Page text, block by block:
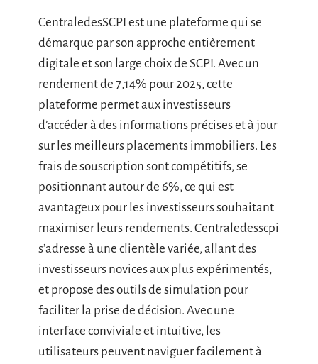
CentraledesSCPI est une plateforme qui se
démarque par son approche entièrement
digitale et son large choix de SCPI. Avec un
rendement de 7,14% pour 2025, cette
plateforme permet aux investisseurs
d’accéder à des informations précises et à jour
sur les meilleurs placements immobiliers. Les
frais de souscription sont compétitifs, se
positionnant autour de 6%, ce qui est
avantageux pour les investisseurs souhaitant
maximiser leurs rendements. Centraledesscpi
s’adresse à une clientèle variée, allant des
investisseurs novices aux plus expérimentés,
et propose des outils de simulation pour
faciliter la prise de décision. Avec une
interface conviviale et intuitive, les
utilisateurs peuvent naviguer facilement à